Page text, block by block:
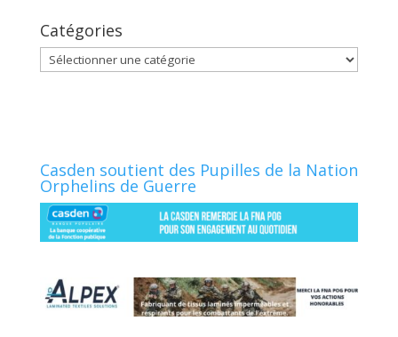
Catégories
Catégories
Casden soutient des Pupilles de la Nation
Orphelins de Guerre